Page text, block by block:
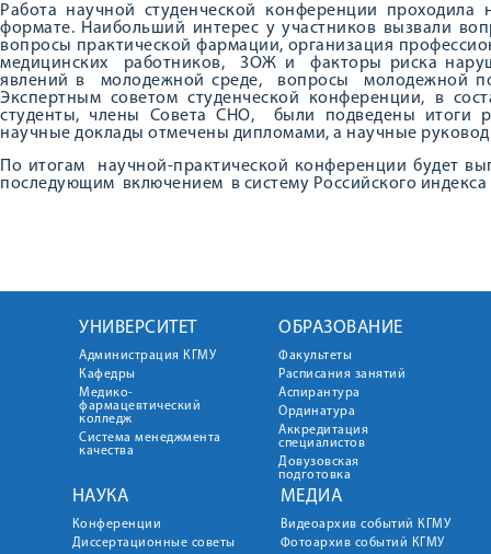
Работа научной студенческой конференции
формате. Наибольший интерес у участников вызвали
вопросы практической фармации, организация
медицинских работников, ЗОЖ и факторы риска
явлений в молодежной среде, вопросы молодежной
Экспертным советом студенческой конференции, в
студенты, члены Совета СНО, были подведены итоги
научные доклады отмечены дипломами, а научные
По итогам научной-практической конференции будет
последующим включением в систему Российского
УНИВЕРСИТЕТ
Администрация КГМУ
Кафедры
Медико-
фармацевтический
колледж
Система менеджмента
качества
ОБРАЗОВАНИЕ
Факультеты
Расписания занятий
Аспирантура
Ординатура
Аккредитация
специалистов
Довузовская
подготовка
НАУКА
Конференции
Диссертационные советы
МЕДИА
Видеоархив событий КГМУ
Фотоархив событий КГМУ